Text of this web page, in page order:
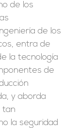
de los
de los
entra de
la tecnología
de
y aborda
tan
la seguridad